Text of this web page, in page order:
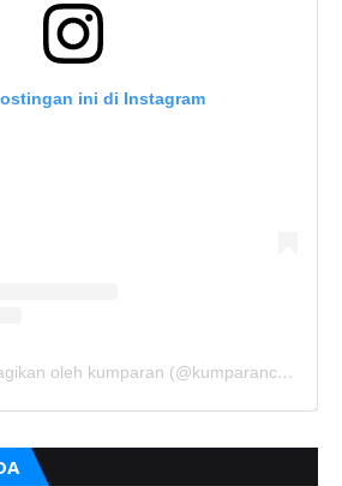
ini di Instagram
Sebuah kiriman dibagikan oleh kumparan (@kumparancom)